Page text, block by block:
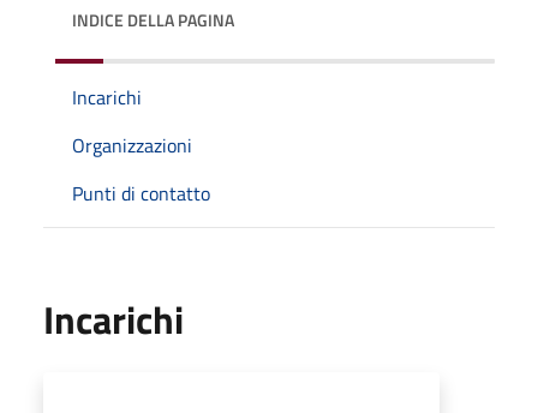
INDICE DELLA PAGINA
Incarichi
Organizzazioni
Punti di contatto
Incarichi